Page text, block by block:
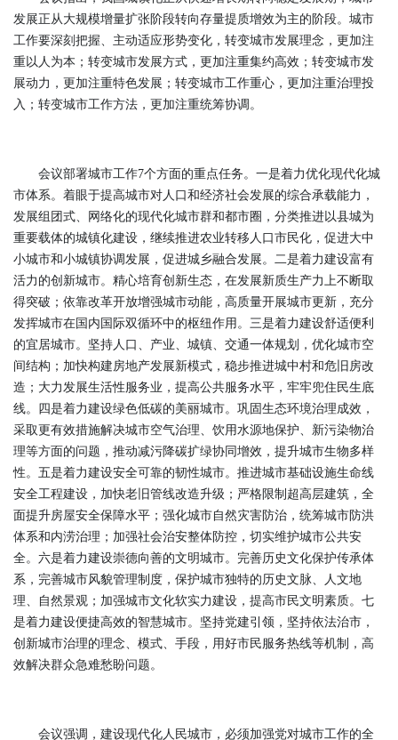
发展正从大规模增量扩张阶段转向存量提质增效为主的阶段。城市
工作要深刻把握、主动适应形势变化，转变城市发展理念，更加注
重以人为本；转变城市发展方式，更加注重集约高效；转变城市发
展动力，更加注重特色发展；转变城市工作重心，更加注重治理投
入；转变城市工作方法，更加注重统筹协调。
会议部署城市工作7个方面的重点任务。一是着力优化现代化城
市体系。着眼于提高城市对人口和经济社会发展的综合承载能力，
发展组团式、网络化的现代化城市群和都市圈，分类推进以县城为
重要载体的城镇化建设，继续推进农业转移人口市民化，促进大中
小城市和小城镇协调发展，促进城乡融合发展。二是着力建设富有
活力的创新城市。精心培育创新生态，在发展新质生产力上不断取
得突破；依靠改革开放增强城市动能，高质量开展城市更新，充分
发挥城市在国内国际双循环中的枢纽作用。三是着力建设舒适便利
的宜居城市。坚持人口、产业、城镇、交通一体规划，优化城市空
间结构；加快构建房地产发展新模式，稳步推进城中村和危旧房改
造；大力发展生活性服务业，提高公共服务水平，牢牢兜住民生底
线。四是着力建设绿色低碳的美丽城市。巩固生态环境治理成效，
采取更有效措施解决城市空气治理、饮用水源地保护、新污染物治
理等方面的问题，推动减污降碳扩绿协同增效，提升城市生物多样
性。五是着力建设安全可靠的韧性城市。推进城市基础设施生命线
安全工程建设，加快老旧管线改造升级；严格限制超高层建筑，全
面提升房屋安全保障水平；强化城市自然灾害防治，统筹城市防洪
体系和内涝治理；加强社会治安整体防控，切实维护城市公共安
全。六是着力建设崇德向善的文明城市。完善历史文化保护传承体
系，完善城市风貌管理制度，保护城市独特的历史文脉、人文地
理、自然景观；加强城市文化软实力建设，提高市民文明素质。七
是着力建设便捷高效的智慧城市。坚持党建引领，坚持依法治市，
创新城市治理的理念、模式、手段，用好市民服务热线等机制，高
效解决群众急难愁盼问题。
会议强调，建设现代化人民城市，必须加强党对城市工作的全